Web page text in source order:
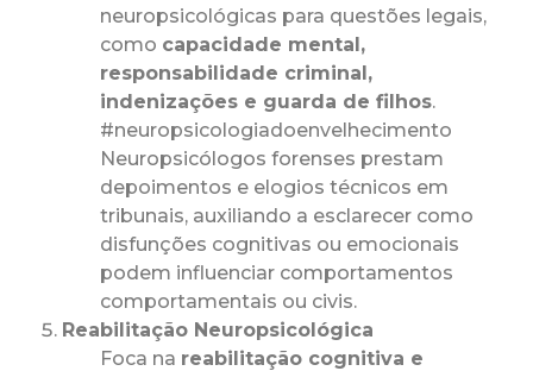
neuropsicológicas para questões legais,
como capacidade mental,
responsabilidade criminal,
indenizações e guarda de filhos.
#neuropsicologiadoenvelhecimento
Neuropsicólogos forenses prestam
depoimentos e elogios técnicos em
tribunais, auxiliando a esclarecer como
disfunções cognitivas ou emocionais
podem influenciar comportamentos
comportamentais ou civis.
Reabilitação Neuropsicológica
Foca na reabilitação cognitiva e